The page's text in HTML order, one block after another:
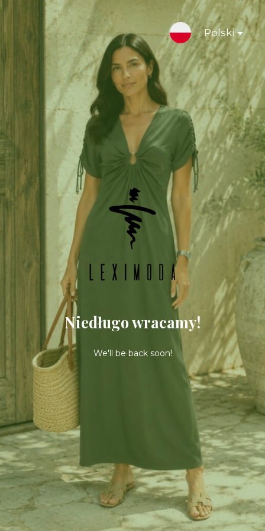
Polski
Niedługo wracamy!
We'll be back soon!